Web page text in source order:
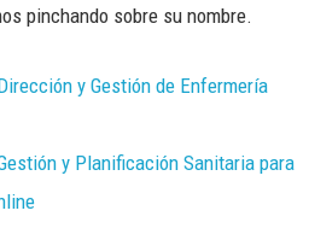
pinchando sobre su nombre.
y Gestión de Enfermería
y Planificación Sanitaria para